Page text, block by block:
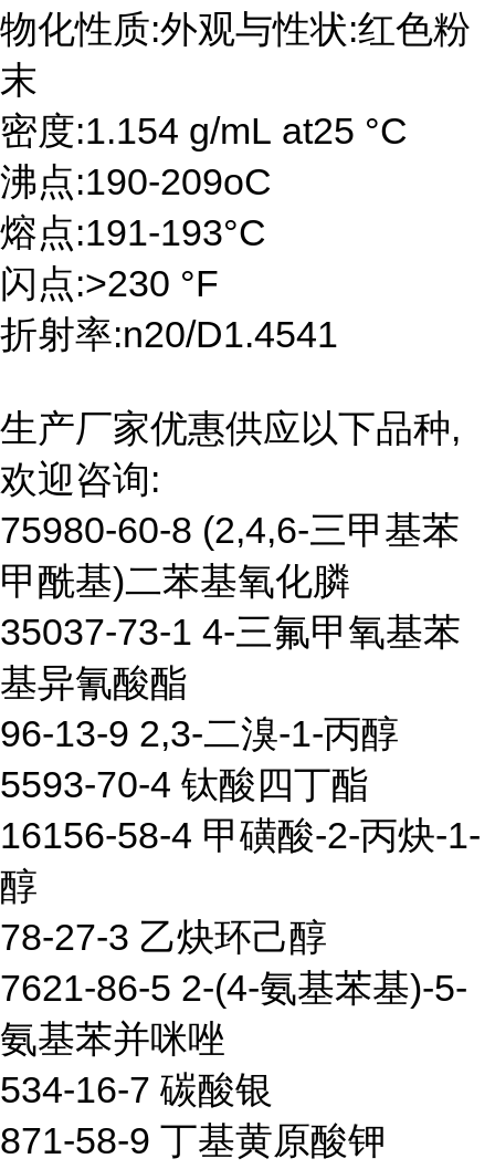
物化性质:外观与性状:红色粉
末
密度:1.154 g/mL at25 °C
沸点:190-209oC
熔点:191-193°C
闪点:>230 °F
折射率:n20/D1.4541
生产厂家优惠供应以下品种,
欢迎咨询:
75980-60-8 (2,4,6-三甲基苯
甲酰基)二苯基氧化膦
35037-73-1 4-三氟甲氧基苯
基异氰酸酯
96-13-9 2,3-二溴-1-丙醇
5593-70-4 钛酸四丁酯
16156-58-4 甲磺酸-2-丙炔-1-
醇
78-27-3 乙炔环己醇
7621-86-5 2-(4-氨基苯基)-5-
氨基苯并咪唑
534-16-7 碳酸银
871-58-9 丁基黄原酸钾